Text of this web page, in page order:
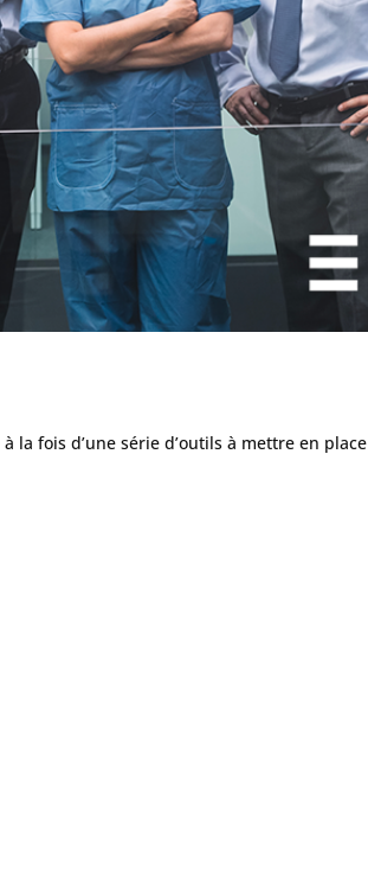
la fois d’une série d’outils à mettre en place